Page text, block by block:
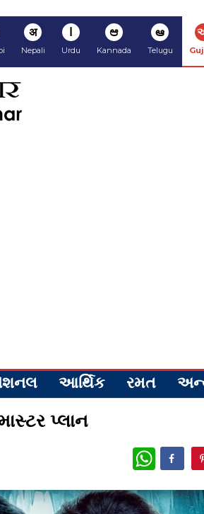
अ
Nepali
ا
Urdu
ಆ
Kannada
ఆ
Telugu
આર્થિક રમત
પ્લાન
WhatsApp